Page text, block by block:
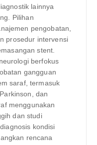
lainnya
Pilihan
pengobatan,
prosedur intervensi
stent.
berfokus
gangguan
saraf, termasuk
dan
menggunakan
dan studi
kondisi
rencana